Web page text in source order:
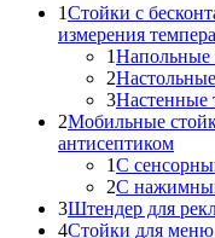
1Стойки с
измерения
1Напольные
2
3Настенные
2Мобильные
антисептиком
1С
2С
3Штендер для
4Стойки для